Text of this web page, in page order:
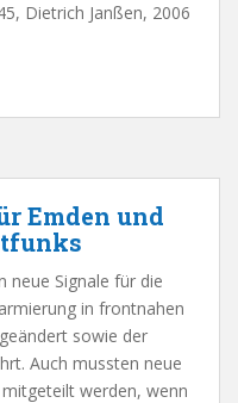
Dietrich Janßen, 2006
Emden und
neue Signale für die
in frontnahen
sowie der
Auch mussten neue
werden, wenn